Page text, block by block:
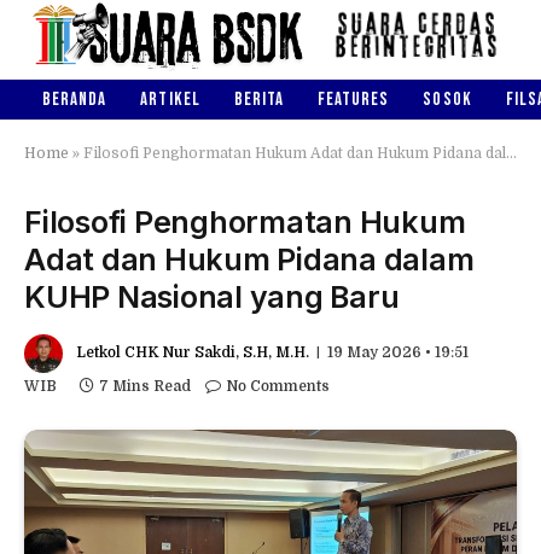
BERANDA ARTIKEL BERITA FEATURES SOSOK
Home » Filosofi Penghormatan Hukum Adat dan Hukum Pidana dalam KUHP Nasional yang Baru
Filosofi Penghormatan Hukum
Adat dan Hukum Pidana dalam
KUHP Nasional yang Baru
Letkol CHK Nur Sakdi, S.H, M.H.
19 May 2026 • 19:51
WIB
7 Mins Read No Comments